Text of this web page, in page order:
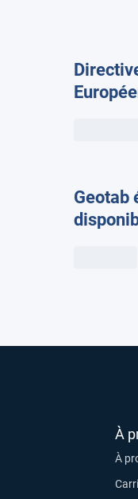
sont
Geotab
de
À
À